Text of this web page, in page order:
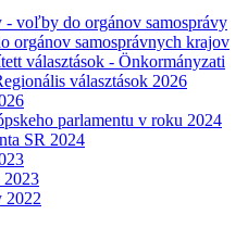
- voľby do orgánov samosprávy
orgánov samosprávnych krajov
választások - Önkormányzati
választások 2026
parlamentu v roku 2024
SR 2024
2022